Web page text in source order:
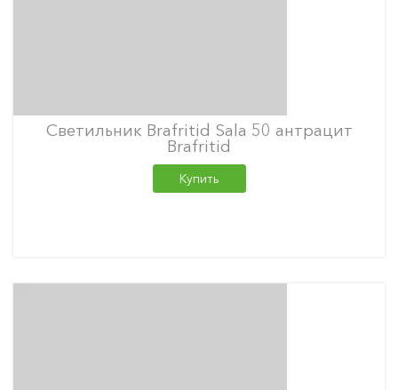
Светильник Brafritid Sala 50 антрацит
Brafritid
Купить